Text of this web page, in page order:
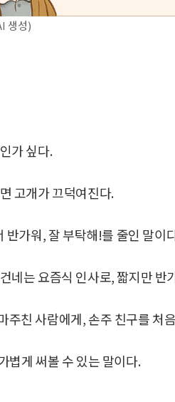
생성)
가 싶다.
고개가 끄덕여진다.
반가워, 잘 부탁해!를 줄인 말이
네는 요즘식 인사로, 짧지만 반
주친 사람에게, 손주 친구를 처
볍게 써볼 수 있는 말이다.